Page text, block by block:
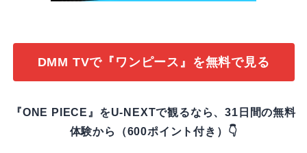
DMM TVで『ワンピース』を無料で見る
『ONE PIECE』をU-NEXTで観るなら、31日間の無料
体験から（600ポイント付き）👇